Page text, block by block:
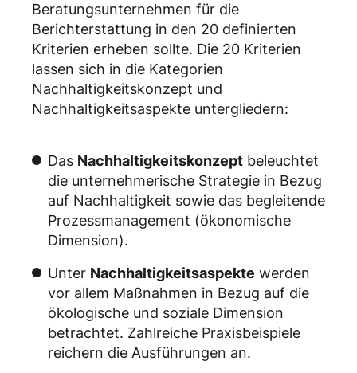
Beratungsunternehmen für die
Berichterstattung in den 20 definierten
Kriterien erheben sollte. Die 20 Kriterien
lassen sich in die Kategorien
Nachhaltigkeitskonzept und
Nachhaltigkeitsaspekte untergliedern:
Das Nachhaltigkeitskonzept beleuchtet
die unternehmerische Strategie in Bezug
auf Nachhaltigkeit sowie das begleitende
Prozessmanagement (ökonomische
Dimension).
Unter Nachhaltigkeitsaspekte werden
vor allem Maßnahmen in Bezug auf die
ökologische und soziale Dimension
betrachtet. Zahlreiche Praxisbeispiele
reichern die Ausführungen an.